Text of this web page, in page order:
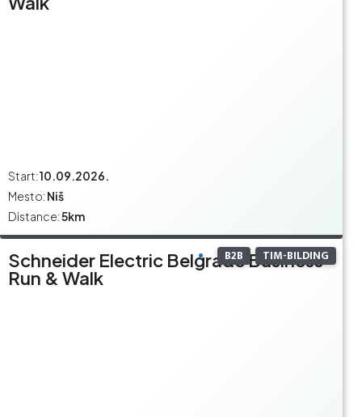
Start:10.09.2026.
Mesto: Niš
Distance:5km
B2B TIM-BILDING
Schneider Electric Belgrade Business
Run & Walk